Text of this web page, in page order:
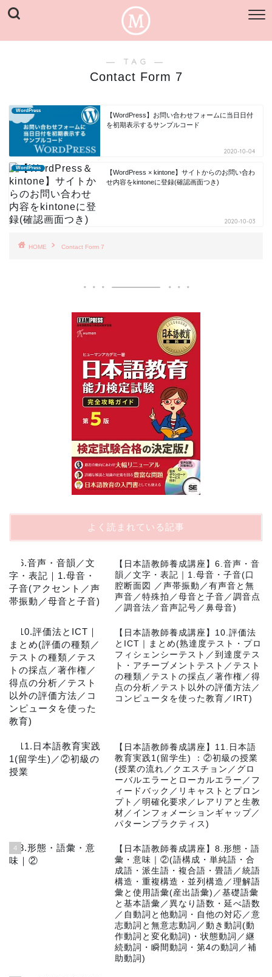
― TAG ―
Contact Form 7
WordPress
【WordPress】お問い合わせフォームに当日日付
を初期表示するサンプルコード
2020-10-04
WordPress
【WordPress × kintone】サイトからのお問い合わ
せ内容をkintoneに登録(確認画面つき)
2020-10-03
HOME Contact Form 7
よく読まれている記事
【日本語教師養成講座】6.音声・音
韻／文字・表記｜1.母音・子音(口
腔断面図 ／声帯振動／有声音と無
声音／特殊拍／母音と子音／調音点
／調音法／音声記号／鼻母音)
【日本語教師養成講座】10.評価法
とICT｜まとめ(熟達度テスト・プロ
フィシェンシーテスト／到達度テス
ト・アチーブメントテスト／テスト
の種類／テストの採点／著作権／得
点の分析／テスト以外の評価方法／
コンピュータを使った教育／IRT)
【日本語教師養成講座】11.日本語
教育実践1(留学生) ：②初級の授業
(授業の流れ／クエスチョン／グロ
ーバルエラーとローカルエラー／フ
ィードバック／リキャストとプロン
プト／明確化要求／レアリアと生教
材／インフォメーションギャップ／
パターンプラクティス)
4
【日本語教師養成講座】8.形態・語
彙・意味｜②(語構成・単純語・合
成語・派生語・複合語・畳語／統語
構造・重複構造・並列構造／理解語
彙と使用語彙(産出語彙)／基礎語彙
と基本語彙／異なり語数・延べ語数
／自動詞と他動詞・自他の対応／意
志動詞と無意志動詞／動き動詞(動
作動詞と変化動詞)・状態動詞／継
続動詞・瞬間動詞・第4の動詞／補
助動詞)